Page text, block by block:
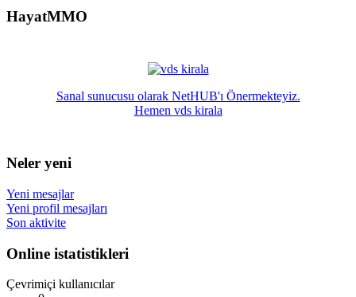
HayatMMO
Sanal sunucusu olarak NetHUB'ı Önermekteyiz.
Hemen vds kirala
Neler yeni
Yeni mesajlar
Yeni profil mesajları
Son aktivite
Online istatistikleri
Çevrimiçi kullanıcılar